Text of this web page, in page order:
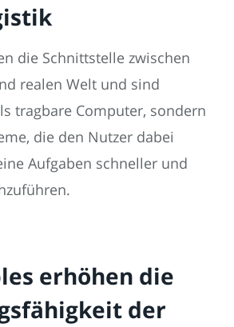
die Schnittstelle zwischen
realen Welt und sind
tragbare Computer, sondern
die den Nutzer dabei
Aufgaben schneller und
erhöhen die
der